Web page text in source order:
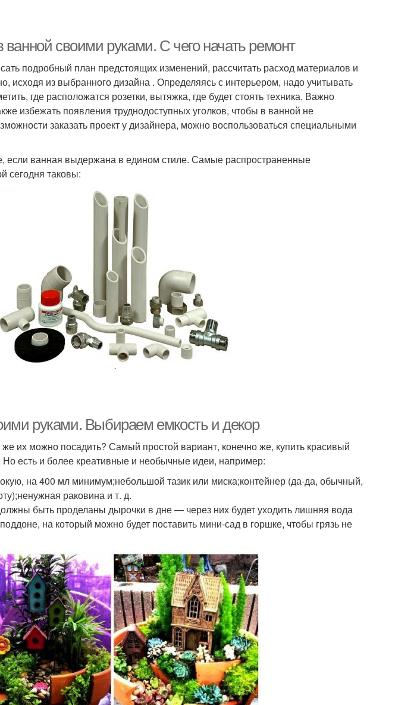
ванной своими руками. С чего начать ремонт
подробный план предстоящих изменений, рассчитать расход материалов и
исходя из выбранного дизайна . Определяясь с интерьером, надо учитывать
где расположатся розетки, вытяжка, где будет стоять техника. Важно
избежать появления труднодоступных уголков, чтобы в ванной не
заказать проект у дизайнера, можно воспользоваться специальными
если ванная выдержана в едином стиле. Самые распространенные
сегодня таковы:
руками. Выбираем емкость и декор
их можно посадить? Самый простой вариант, конечно же, купить красивый
есть и более креативные и необычные идеи, например:
на 400 мл минимум;небольшой тазик или миска;контейнер (да-да, обычный,
раковина и т. д.
быть проделаны дырочки в дне — через них будет уходить лишняя вода
на который можно будет поставить мини-сад в горшке, чтобы грязь не